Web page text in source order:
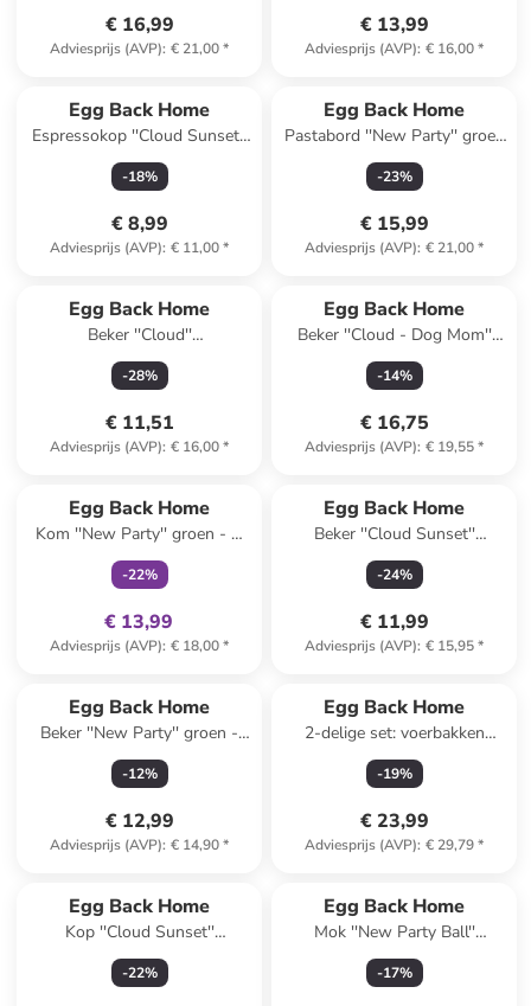
€ 16,99
Adviesprijs (AVP): € 21,00*
€ 13,99
Adviesprijs (AVP): € 16,00*
Egg Back Home
Espressokop ''Cloud Sunset''
lichtroze/lichtblauw - 90 ml
-18%
€ 8,99
Adviesprijs (AVP): € 11,00*
Egg Back Home
Pastabord ''New Party'' groen
- Ø 23 cm
-23%
€ 15,99
Adviesprijs (AVP): € 21,00*
Egg Back Home
Beker ''Cloud''
oranje/lichtblauw - 220 ml
-28%
€ 11,51
Adviesprijs (AVP): € 16,00*
Egg Back Home
Beker ''Cloud - Dog Mom''
lichtblauw - 220 ml
-14%
€ 16,75
Adviesprijs (AVP): € 19,55*
Egg Back Home
Kom ''New Party'' groen - Ø
16 cm
-22%
€ 13,99
Adviesprijs (AVP): € 18,00*
Egg Back Home
Beker ''Cloud Sunset''
lichtroze/lichtblauw - 220 ml
-24%
€ 11,99
Adviesprijs (AVP): € 15,95*
Egg Back Home
Beker ''New Party'' groen -
220 ml
-12%
€ 12,99
Adviesprijs (AVP): € 14,90*
Egg Back Home
2-delige set: voerbakken
''New Party'' lichtblauw - Ø
14 cm
-19%
€ 23,99
Adviesprijs (AVP): € 29,79*
Egg Back Home
Kop ''Cloud Sunset''
lichtroze/lichtblauw - 250 ml
-22%
Egg Back Home
Mok ''New Party Ball''
lichtroze - 250 ml
-17%